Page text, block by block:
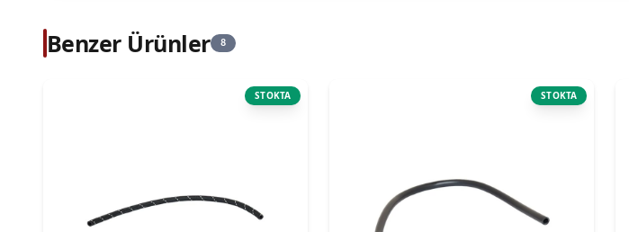
Benzer Ürünler 8
STOKTA STOKTA